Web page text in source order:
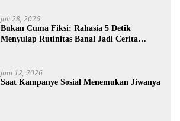
Juli 28, 2026
Bukan Cuma Fiksi: Rahasia 5 Detik
Menyulap Rutinitas Banal Jadi Cerita
Juni 12, 2026
Saat Kampanye Sosial Menemukan Jiwanya